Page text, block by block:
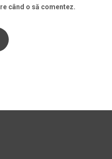
când o să comentez.